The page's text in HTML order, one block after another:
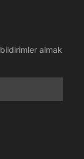
almak